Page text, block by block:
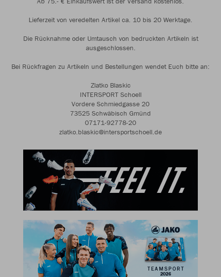
Lieferzeit von veredelten Artikel ca. 10 bis 20 Werktage.
Die Rücknahme oder Umtausch von bedruckten Artikeln ist
ausgeschlossen.
Bei Rückfragen zu Artikeln und Bestellungen wendet Euch bitte an:
Zlatko Blaskic
INTERSPORT Schoell
Vordere Schmiedgasse 20
73525 Schwäbisch Gmünd
07171-92778-20
zlatko.blaskic@intersportschoell.de